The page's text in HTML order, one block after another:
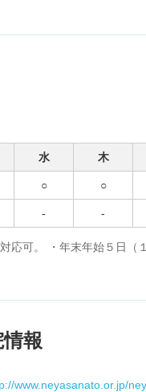
水 木
○ ○
- -
応可。 ・年末年始５日
報
www.neyasanato.or.jp/